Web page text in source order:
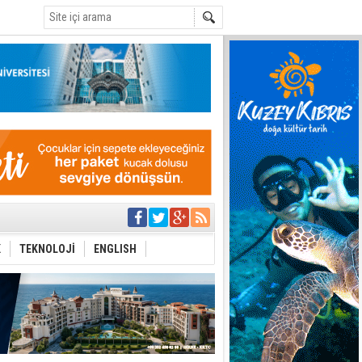
arasında
Yasası
yer sis olacak
TEKNOLOJİ ENGLISH